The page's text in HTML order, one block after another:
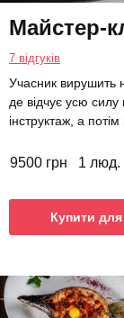
Майстер-
7 відгуків
Учасник вирушить
де відчує усю
інструктаж, а
9500 грн 1 люд.
Купити